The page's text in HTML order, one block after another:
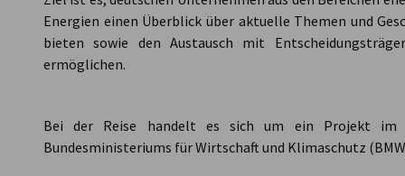
Energien einen Überblick über aktuelle Themen und
bieten sowie den Austausch mit
ermöglichen.
Bei der Reise handelt es sich um ein Projekt im
Bundesministeriums für Wirtschaft und Klimaschutz